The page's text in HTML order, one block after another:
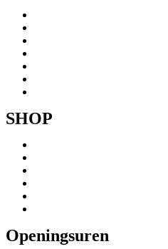
Menu
SHOP
Menu
Openingsuren